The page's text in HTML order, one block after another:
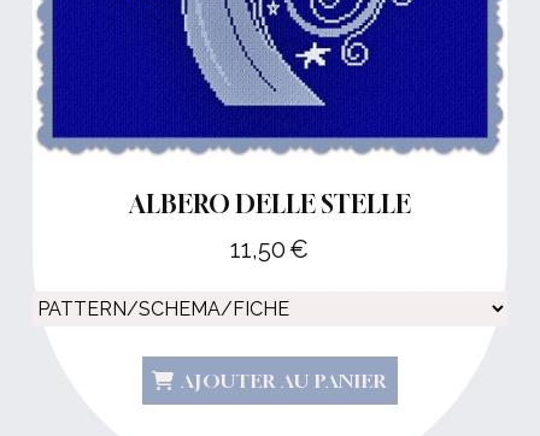
ALBERO DELLE STELLE
11,50€
AJOUTER AU PANIER